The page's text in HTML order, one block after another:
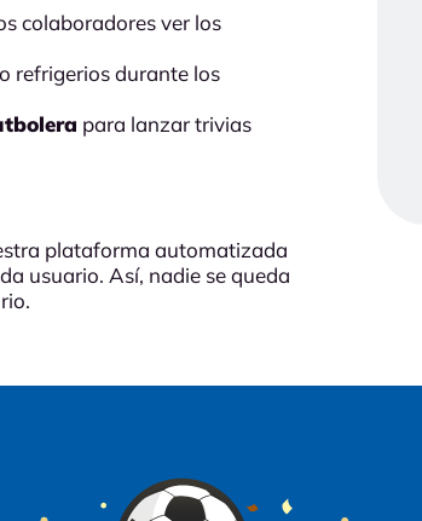
colaboradores ver los
refrigerios durante los
para lanzar trivias
plataforma automatizada
usuario. Así, nadie se queda